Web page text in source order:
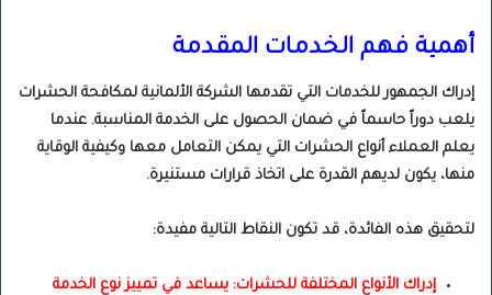
أهمية فهم الخدمات المقدمة
إدراك الجمهور للخدمات التي تقدمها الشركة الألمانية لمكافحة الحشرات
يلعب دوراً حاسماً في ضمان الحصول على الخدمة المناسبة. عندما
يعلم العملاء أنواع الحشرات التي يمكن التعامل معها وكيفية الوقاية
منها، يكون لديهم القدرة على اتخاذ قرارات مستنيرة.
لتحقيق هذه الفائدة، قد تكون النقاط التالية مفيدة:
إدراك الأنواع المختلفة للحشرات: يساعد في تمييز نوع الخدمة